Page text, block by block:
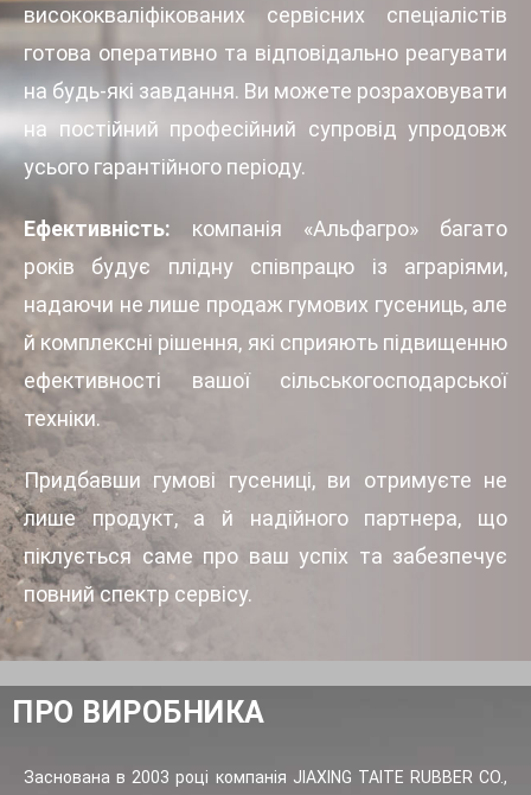
висококваліфікованих сервісних спеціалістів
готова оперативно та відповідально реагувати
на будь-які завдання. Ви можете розраховувати
на постійний професійний супровід упродовж
усього гарантійного періоду.
Ефективність: компанія «Альфагро» багато
років будує плідну співпрацю із аграріями,
надаючи не лише продаж гумових гусениць, але
й комплексні рішення, які сприяють підвищенню
ефективності вашої сільськогосподарської
техніки.
Придбавши гумові гусениці, ви отримуєте не
лише продукт, а й надійного партнера, що
піклується саме про ваш успіх та забезпечує
повний спектр сервісу.
ПРО ВИРОБНИКА
Заснована в 2003 році компанія JIAXING TAITE RUBBER CO.,